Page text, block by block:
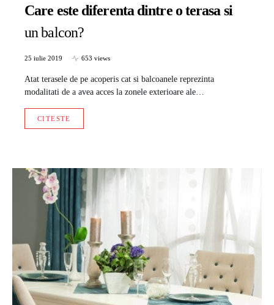
Care este diferenta dintre o terasa si
un balcon?
25 iulie 2019 653 views
Atat terasele de pe acoperis cat si balcoanele reprezinta
modalitati de a avea acces la zonele exterioare ale…
CITESTE